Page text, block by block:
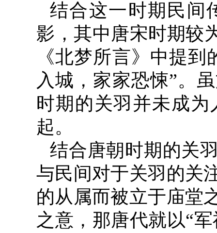
结合这一时期民间
影，其中唐宋时期较
《北梦所言》中提
入城，家家恐悚”。
时期的关羽并未成
起。
结合唐朝时期的关
与民间对于关羽的关
的从属而被立于庙堂
之意，那唐代就以“